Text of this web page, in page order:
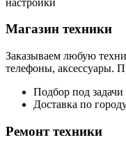
Магазин техники
Заказываем любую
телефоны, аксессуары.
Подбор под задачи
Доставка по
Ремонт техники